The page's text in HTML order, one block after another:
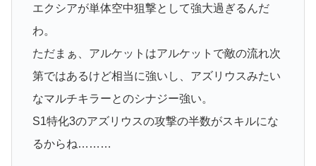
エクシアが単体空中狙撃として強大過ぎるんだ
わ。
ただまぁ、アルケットはアルケットで敵の流れ次
第ではあるけど相当に強いし、アズリウスみたい
なマルチキラーとのシナジー強い。
S1特化3のアズリウスの攻撃の半数がスキルにな
るからね………